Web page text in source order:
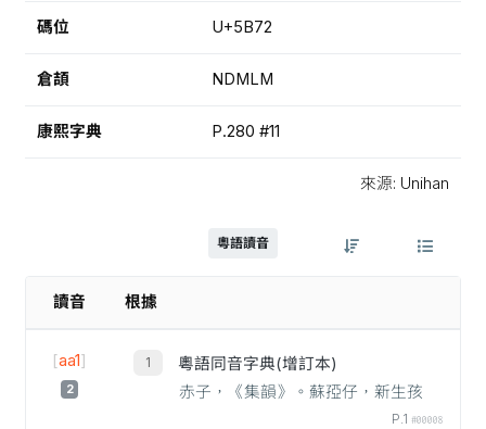
碼位 U+5B72
倉頡 NDMLM
康熙字典 P.280 #11
來源: Unihan
粵語讀音
讀音 根據
[aa1]
2
粵語同音字典(增訂本)
赤子，《集韻》。蘇孲仔，新生孩
P.1 #00008